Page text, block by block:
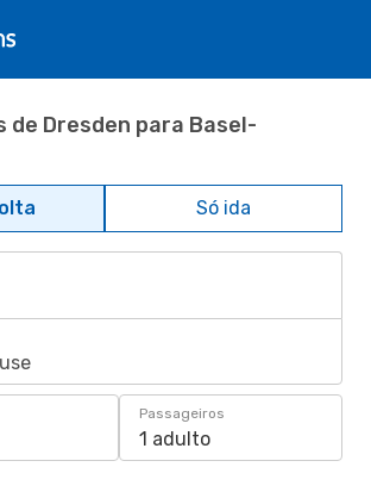
de Dresden para Basel-
Só ida
Passageiros
1 adulto